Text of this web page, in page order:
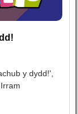
y dydd!',